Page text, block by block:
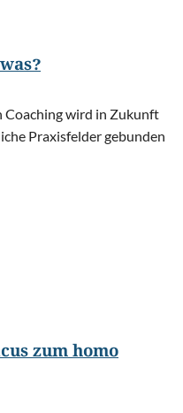
Coaching wird in Zukunft
Praxisfelder gebunden
zum homo